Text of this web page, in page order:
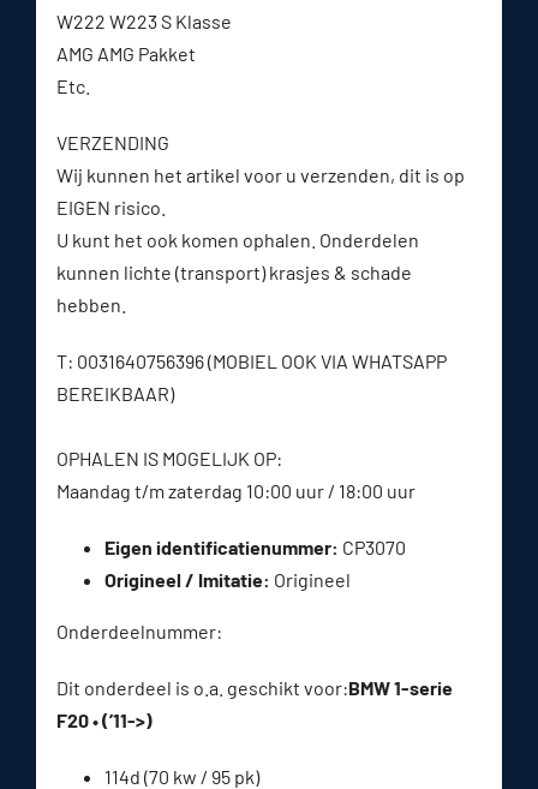
W222 W223 S Klasse
AMG AMG Pakket
Etc.
VERZENDING
Wij kunnen het artikel voor u verzenden, dit is op
EIGEN risico.
U kunt het ook komen ophalen. Onderdelen
kunnen lichte (transport) krasjes & schade
hebben.
T: 0031640756396 (MOBIEL OOK VIA WHATSAPP
BEREIKBAAR)
OPHALEN IS MOGELIJK OP:
Maandag t/m zaterdag 10:00 uur / 18:00 uur
Eigen identificatienummer: CP3070
Origineel / Imitatie: Origineel
Onderdeelnummer:
Dit onderdeel is o.a. geschikt voor:BMW 1-serie
F20 • (’11->)
114d (70 kw / 95 pk)